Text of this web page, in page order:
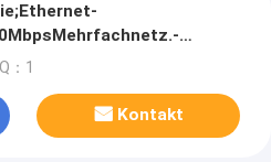
：1
Kontakt